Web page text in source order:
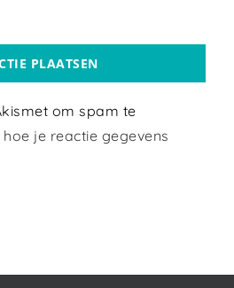
om spam te
hoe je reactie gegevens